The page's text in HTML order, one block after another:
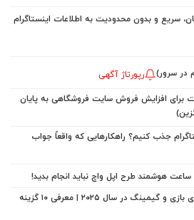
در سرور) رپورتاژ آگهی
برای افزایش فروش سایت فروشگاهی به پایان
جذب کنیم؟ راهکارهایی که واقعاً جواب
مناسب‌ترین کارت گرافیک برای بازی و گیمینگ در سال ۲۰۲۵ | معرفی ۱۰ گزینه